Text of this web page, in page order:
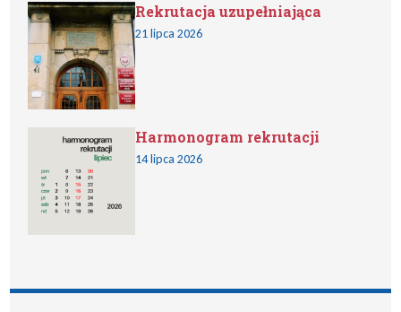
Rekrutacja uzupełniająca
21 lipca 2026
Harmonogram rekrutacji
14 lipca 2026